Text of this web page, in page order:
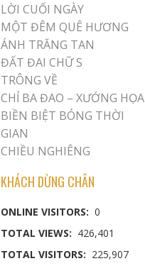
LỜI CUỐI NGÀY
MỘT ĐÊM QUÊ HƯƠNG
ÁNH TRĂNG TAN
ĐẤT ĐAI CHỮ S
TRÔNG VỀ
CHỈ BA ĐAO – XƯỚNG HỌA
BIỀN BIỆT BÓNG THỜI
GIAN
CHIỀU NGHIÊNG
KHÁCH DỪNG CHÂN
ONLINE VISITORS: 0
TOTAL VIEWS: 426,401
TOTAL VISITORS: 225,907